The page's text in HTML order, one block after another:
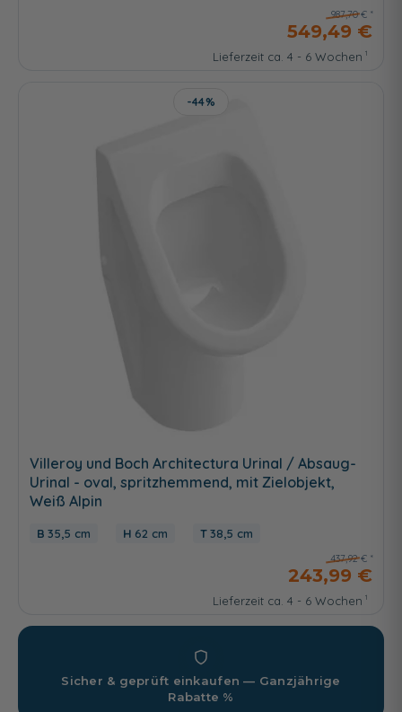
987,70 €
549,49 €
Lieferzeit ca. 4 - 6 Wochen
-44%
Villeroy und Boch Architectura Urinal / Absaug-
Urinal - oval, spritzhemmend, mit Zielobjekt,
Weiß Alpin
35,5 cm 62 cm 38,5 cm
437,92 €
243,99 €
Lieferzeit ca. 4 - 6 Wochen
Sicher & geprüft einkaufen — Ganzjährige
Rabatte %